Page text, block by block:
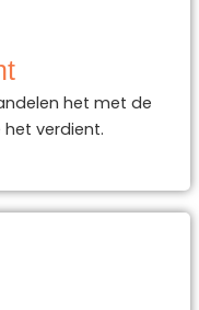
het met de
verdient.